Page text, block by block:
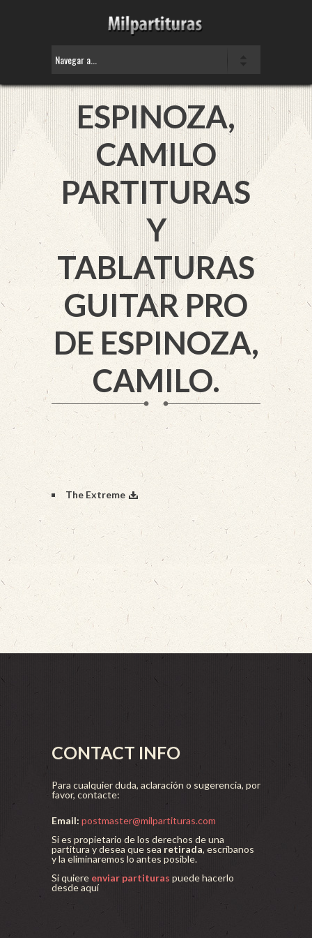
ESPINOZA,
CAMILO
PARTITURAS
Y
TABLATURAS
GUITAR PRO
DE ESPINOZA,
CAMILO.
The Extreme
CONTACT INFO
Para cualquier duda, aclaración o sugerencia, por
favor, contacte:
Email: postmaster@milpartituras.com
Si es propietario de los derechos de una
partitura y desea que sea retirada, escríbanos
y la eliminaremos lo antes posible.
Si quiere enviar partituras puede hacerlo
desde aquí